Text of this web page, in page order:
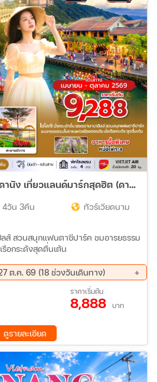
ทัวร์เวียดนาม ซุปตาร์...ดานัง เที่ยวแลนด์มาร์กสุดฮิต (ดานัง ฮอยอัน ไม่นอนบานาฮิลล์) 4วัน 3คืน (VZ)
4วัน 3คืน ทัวร์เวียดนาม
ลส์ สวนสนุกแฟนตาซีปาร์ค ชมอารยธรรม
อกระด้งสุดตื่นเต้น
ต.ค. 69 (18 ช่วงวันเดินทาง)
13 ส.ค. 69 - 16 ส.ค. 69
21 ส.ค. 69 - 24 ส.ค. 69
03 ก.ย. 69 - 06 ก.ย. 69
18 ก.ย. 69 - 21 ก.ย. 69
25 ก.ย. 69 - 28 ก.ย. 69
03 ต.ค. 69 - 06 ต.ค. 69
09 ต.ค. 69 - 12 ต.ค. 69
17 ต.ค. 69 - 20 ต.ค. 69
ราคาเริ่มต้น
8,888 บาท
ดูรายละเอียด